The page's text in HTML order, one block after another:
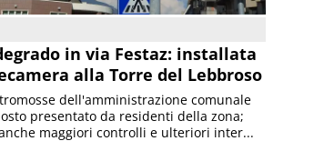
in via Festaz: installata
alla Torre del Lebbroso
dell'amministrazione comunale
presentato da residenti della zona;
maggiori controlli e ulteriori inter...